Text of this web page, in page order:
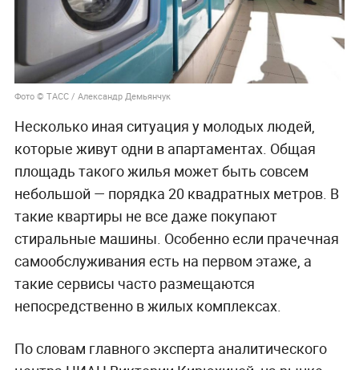
Фото © ТАСС / Александр Демьянчук
Несколько иная ситуация у молодых людей,
которые живут одни в апартаментах. Общая
площадь такого жилья может быть совсем
небольшой — порядка 20 квадратных метров. В
такие квартиры не все даже покупают
стиральные машины. Особенно если прачечная
самообслуживания есть на первом этаже, а
такие сервисы часто размещаются
непосредственно в жилых комплексах.
По словам главного эксперта аналитического